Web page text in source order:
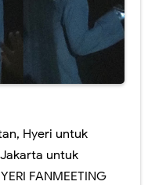
Hyeri untuk
untuk
FANMEETING